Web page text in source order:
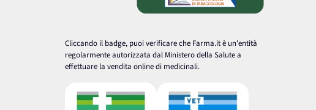
Cliccando il badge, puoi verificare che Farma.it è un'entità
regolarmente autorizzata dal Ministero della Salute a
effettuare la vendita online di medicinali.